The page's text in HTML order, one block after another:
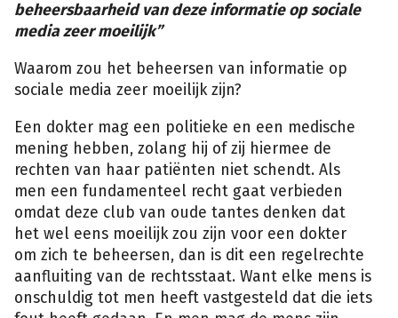
beheersbaarheid van deze informatie op sociale
media zeer moeilijk”
Waarom zou het beheersen van informatie op
sociale media zeer moeilijk zijn?
Een dokter mag een politieke en een medische
mening hebben, zolang hij of zij hiermee de
rechten van haar patiënten niet schendt. Als
men een fundamenteel recht gaat verbieden
omdat deze club van oude tantes denken dat
het wel eens moeilijk zou zijn voor een dokter
om zich te beheersen, dan is dit een regelrechte
aanfluiting van de rechtsstaat. Want elke mens is
onschuldig tot men heeft vastgesteld dat die iets